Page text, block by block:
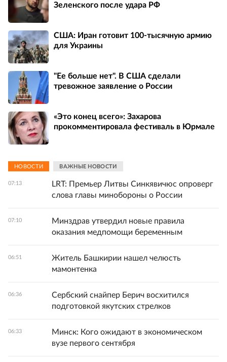
Зеленского после удара РФ
США: Иран готовит 100-тысячную армию
для Украины
"Ее больше нет". В США сделали
тревожное заявление о России
«Это конец всего»: Захарова
прокомментировала фестиваль в Юрмале
НОВОСТИ ВАЖНЫЕ НОВОСТИ
07:13
LRT: Премьер Литвы Синкявичюс опроверг
слова главы минобороны о России
07:10
Минздрав утвердил новые правила
оказания медпомощи беременным
06:51
Житель Башкирии нашел челюсть
мамонтенка
06:36
Сербский снайпер Берич восхитился
подготовкой якутских стрелков
06:33
Минск: Кого ожидают в экономическом
вузе первого сентября